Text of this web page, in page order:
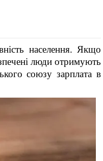
населення. Якщо
люди отримують
союзу зарплата в